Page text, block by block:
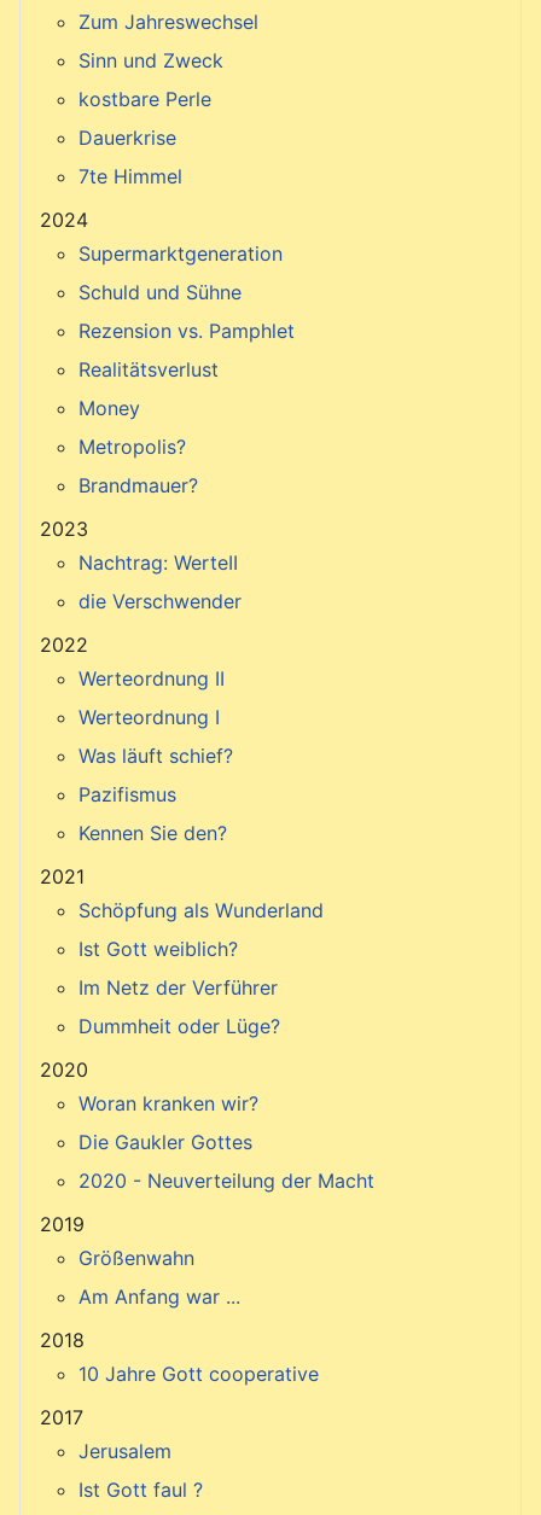
Zum Jahreswechsel
Sinn und Zweck
kostbare Perle
Dauerkrise
7te Himmel
2024
Supermarktgeneration
Schuld und Sühne
Rezension vs. Pamphlet
Realitätsverlust
Money
Metropolis?
Brandmauer?
2023
Nachtrag: WerteII
die Verschwender
2022
Werteordnung II
Werteordnung I
Was läuft schief?
Pazifismus
Kennen Sie den?
2021
Schöpfung als Wunderland
Ist Gott weiblich?
Im Netz der Verführer
Dummheit oder Lüge?
2020
Woran kranken wir?
Die Gaukler Gottes
2020 - Neuverteilung der Macht
2019
Größenwahn
Am Anfang war ...
2018
10 Jahre Gott cooperative
2017
Jerusalem
Ist Gott faul ?